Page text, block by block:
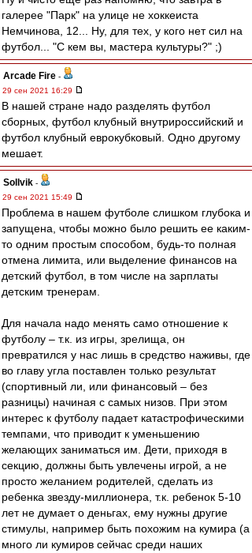
галерее "Парк" на улице не хоккеиста
Немчинова, 12... Ну, для тех, у кого нет сил на
футбол... "С кем вы, мастера культуры?" ;)
Arcade Fire -
29 сен 2021 16:29
В нашей стране надо разделять футбол
сборных, футбол клубный внутрироссийский и
футбол клубный еврокубковый. Одно другому
мешает.
Sollvik -
29 сен 2021 15:49
Проблема в нашем футболе слишком глубока и
запущена, чтобы можно было решить ее каким-
то одним простым способом, будь-то полная
отмена лимита, или выделение финансов на
детский футбол, в том числе на зарплаты
детским тренерам.
Для начала надо менять само отношение к
футболу – т.к. из игры, зрелища, он
превратился у нас лишь в средство наживы, где
во главу угла поставлен только результат
(спортивный ли, или финансовый – без
разницы) начиная с самых низов. При этом
интерес к футболу падает катастрофическими
темпами, что приводит к уменьшению
желающих заниматься им. Дети, приходя в
секцию, должны быть увлечены игрой, а не
просто желанием родителей, сделать из
ребенка звезду-миллионера, т.к. ребенок 5-10
лет не думает о деньгах, ему нужны другие
стимулы, например быть похожим на кумира (а
много ли кумиров сейчас среди наших